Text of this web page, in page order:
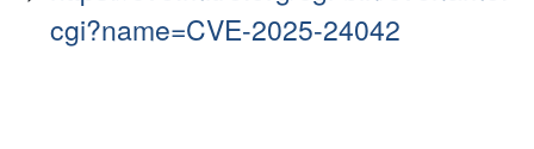
cgi?name=CVE-2025-24042